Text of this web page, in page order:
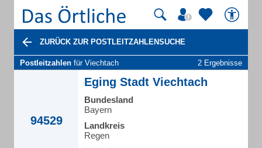
ZURÜCK ZUR POSTLEITZAHLENSUCHE
Postleitzahlen für Viechtach 2 Ergebnisse
94529
Eging Stadt Viechtach
Bundesland
Bayern
Landkreis
Regen